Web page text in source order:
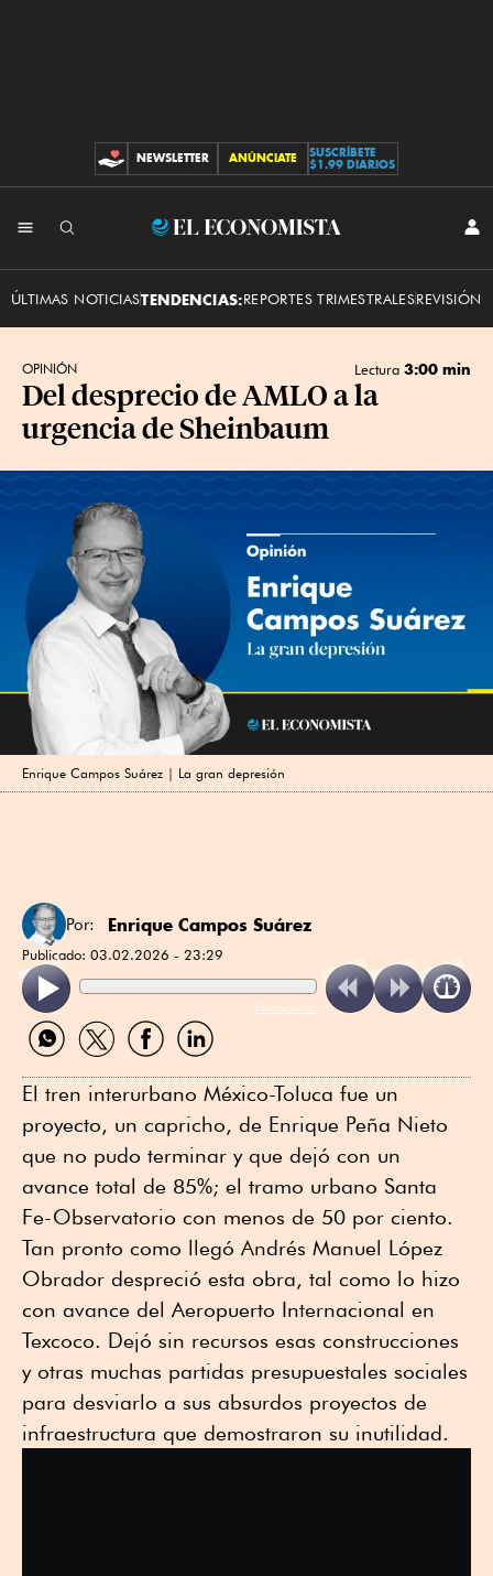
CONTRIBUCIONES
NEWSLETTER ANÚNCIATE
SUSCRÍBETE
$1.99 DIARIOS
El
ÚLTIMAS NOTICIASTENDENCIAS:REPORTES TRIMESTRALESREVISIÓN
OPINIÓN Lectura 3:00 min
Del desprecio de AMLO a la
urgencia de Sheinbaum
Enrique Campos Suárez | La gran depresión
Por: Enrique Campos Suárez
Publicado: 03.02.2026 - 23:29
ReadSpeaker
Compartir
por
Compartir
por
Compartir
por
Compartir
por
El tren interurbano México-Toluca fue un
proyecto, un capricho, de Enrique Peña Nieto
que no pudo terminar y que dejó con un
avance total de 85%; el tramo urbano Santa
Fe-Observatorio con menos de 50 por ciento.
Tan pronto como llegó Andrés Manuel López
Obrador despreció esta obra, tal como lo hizo
con avance del Aeropuerto Internacional en
Texcoco. Dejó sin recursos esas construcciones
y otras muchas partidas presupuestales sociales
para desviarlo a sus absurdos proyectos de
infraestructura que demostraron su inutilidad.